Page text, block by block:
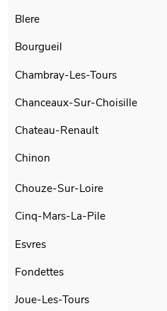
Blere
Bourgueil
Chambray-Les-Tours
Chanceaux-Sur-Choisille
Chateau-Renault
Chinon
Chouze-Sur-Loire
Cinq-Mars-La-Pile
Esvres
Fondettes
Joue-Les-Tours